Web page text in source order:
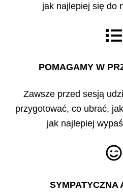
jak najlepiej się do
POMAGAMY W
Zawsze przed sesją
przygotować, co ubrać,
jak najlepiej
SYMPATYCZNA